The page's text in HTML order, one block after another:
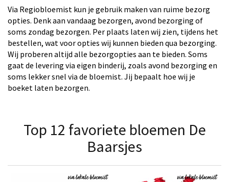
Via Regiobloemist kun je gebruik maken van ruime bezorg
opties. Denk aan vandaag bezorgen, avond bezorging of
soms zondag bezorgen. Per plaats laten wij zien, tijdens het
bestellen, wat voor opties wij kunnen bieden qua bezorging.
Wij proberen altijd alle bezorgopties aan te bieden. Soms
gaat de levering via eigen binderij, zoals avond bezorging en
soms lekker snel via de bloemist. Jij bepaalt hoe wij je
boeket laten bezorgen.
Top 12 favoriete bloemen De
Baarsjes